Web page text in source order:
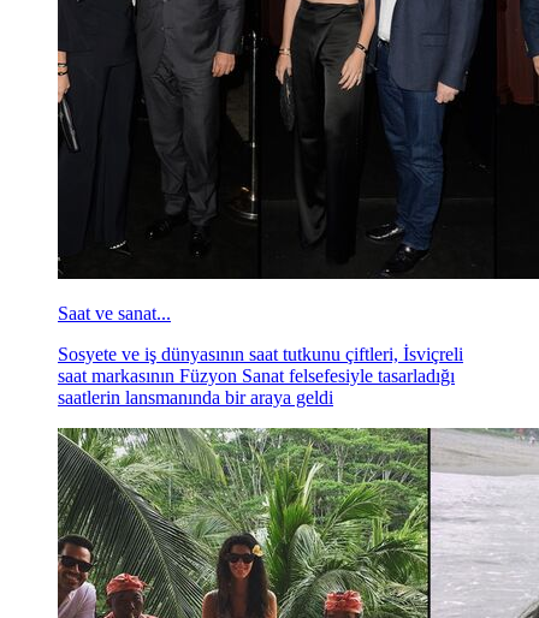
Saat ve sanat...
Sosyete ve iş dünyasının saat tutkunu çiftleri, İsviçreli
saat markasının Füzyon Sanat felsefesiyle tasarladığı
saatlerin lansmanında bir araya geldi